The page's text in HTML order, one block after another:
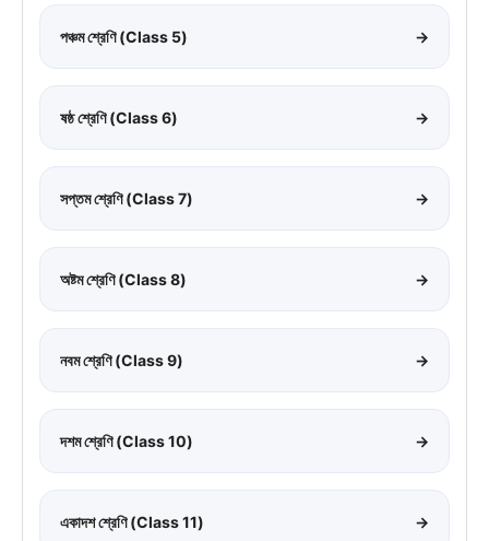
পঞ্চম শ্রেণি (Class 5) →
ষষ্ঠ শ্রেণি (Class 6) →
সপ্তম শ্রেণি (Class 7) →
অষ্টম শ্রেণি (Class 8) →
নবম শ্রেণি (Class 9) →
দশম শ্রেণি (Class 10) →
একাদশ শ্রেণি (Class 11) →